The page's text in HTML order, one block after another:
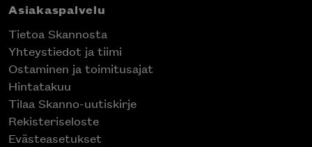
Asiakaspalvelu
Tietoa Skannosta
Yhteystiedot ja tiimi
Ostaminen ja toimitusajat
Hintatakuu
Tilaa Skanno-uutiskirje
Rekisteriseloste
Evästeasetukset